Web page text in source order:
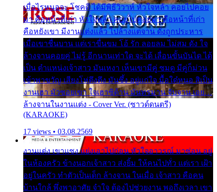
เมื่อไรหนอจะ โชคดี ได้มีพิธีวิวาห์ หัวใจหล้า คอยไปคอย
มา คือหน้าที่เก่า หัวใจหล้า คอยไปคอยมา คือหน้าที่เก่า
คือหยังเขา มีงานแต่งแล้ว ไปล้างแต่จาน ดั่งถูกประหาร
เมื่อเขาชื่นบาน แต่เราขื่นขม โอ้ รัก ลอยลม ไม่สม ดัง ใจ
ล้างจานคอยคู่ ไม่รู้ อีกนานเท่าใด จะได้ เลื่อนขั้นบันได ได้
เป็น ตำแหน่งเจ้าสาว มันเหงา เห็นเขามีคู่ ซมดู มีคู่ก็ม่วน
เข้าพาขวัญ เสียงโห่ตึงตึง มันซึ้ง อยู่แก่ใจ มื้อใด๋หนอ สิเป็น
งานเฮา มัวซอยเขา ใจเฮาซิด้าน มันทรมาน จับจาน เอย…
ล้างจานในงานแต่ง - Cover Ver. (ซาวด์ดนตรี)
(KARAOKE)
17 views • 03.08.2569
งานแต่ง เขาแซง แย่งเอาไปก่อน หัวใจอาวรณ์ มาซ่อน อยู่
ในห้องครัว ข้างนอกเจ้าสาว ส่งยิ้ม ให้คนไปทั่ว แต่เรา เฝ้า
อยู่ในครัว ทำตัวเป็นเด็ก ล้างจาน ในเมื่อ เจ้าสาว คือคน
บ้านใกล้ พึ่งพาอาศัย จำใจ ต้องไปช่วยงาน พอถึงเวลา เขา